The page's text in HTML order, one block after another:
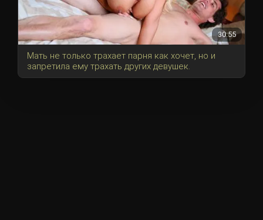
30:55
Мать не только трахает парня как хочет, но и
запретила ему трахать других девушек.